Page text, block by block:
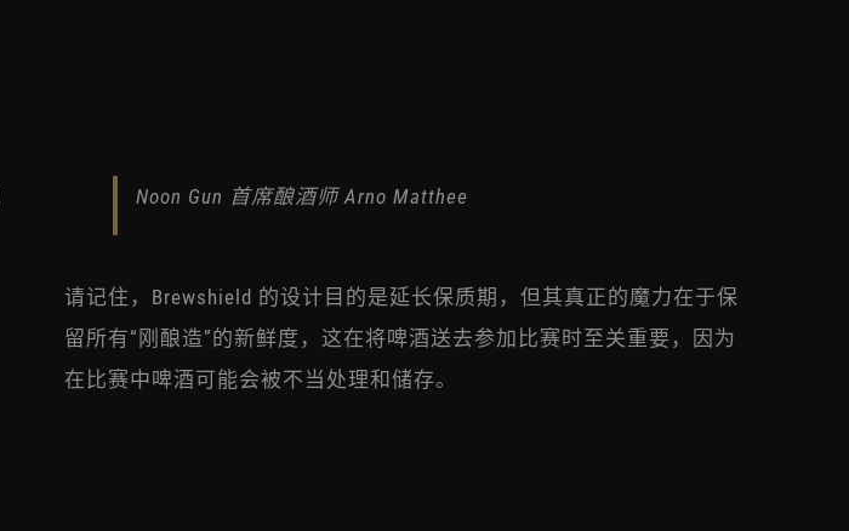
Noon Gun 首席酿酒师 Arno Matthee
请记住，Brewshield 的设计目的是延长保质期，但其真正的魔力在于保
留所有“刚酿造”的新鲜度，这在将啤酒送去参加比赛时至关重要，因为
在比赛中啤酒可能会被不当处理和储存。